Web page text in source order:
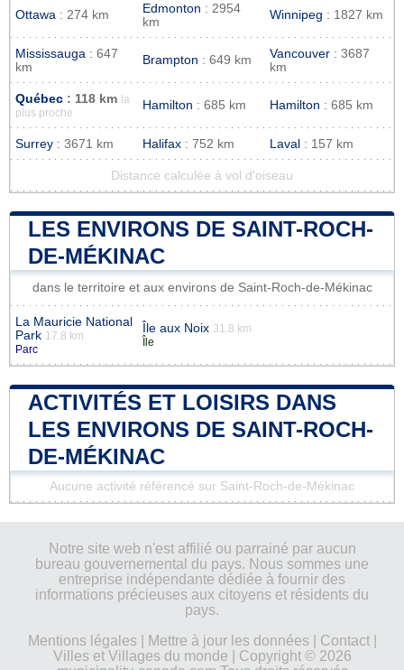
Ottawa : 274 km Edmonton : 2954
km
Winnipeg : 1827 km
Mississauga : 647
km
Brampton : 649 km Vancouver : 3687
km
Québec : 118 km
la
plus proche
Hamilton : 685 km Hamilton : 685 km
Surrey : 3671 km Halifax : 752 km Laval : 157 km
Distance calculée à vol d'oiseau
LES ENVIRONS DE SAINT-ROCH-
DE-MÉKINAC
dans le territoire et aux environs de Saint-Roch-de-Mékinac
La Mauricie National
Park 17.8 km
Parc
Île aux Noix 31.8 km
Île
ACTIVITÉS ET LOISIRS DANS
LES ENVIRONS DE SAINT-ROCH-
DE-MÉKINAC
Aucune activité référencé sur Saint-Roch-de-Mékinac
Notre site web n'est affilié ou parrainé par aucun
bureau gouvernemental du pays. Nous sommes une
entreprise indépendante dédiée à fournir des
informations précieuses aux citoyens et résidents du
pays.
Mentions légales| Mettre à jour les données| Contact|
Villes et Villages du monde | Copyright © 2026